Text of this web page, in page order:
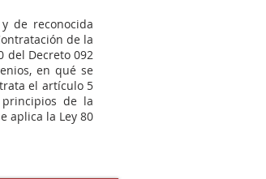
de reconocida
de la
del Decreto 092
en qué se
el artículo 5
de la
aplica la Ley 80